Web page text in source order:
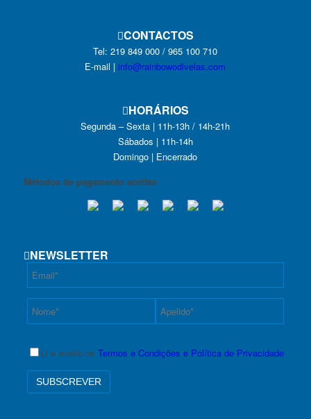
CONTACTOS
Tel: 219 849 000 / 965 100 710
E-mail | info@rainbowodivelas.com
HORÁRIOS
Segunda – Sexta | 11h-13h / 14h-21h
Sábados | 11h-14h
Domingo | Encerrado
Métodos de pagamento aceites
NEWSLETTER
Li e aceito os Termos e Condições e Política de Privacidade